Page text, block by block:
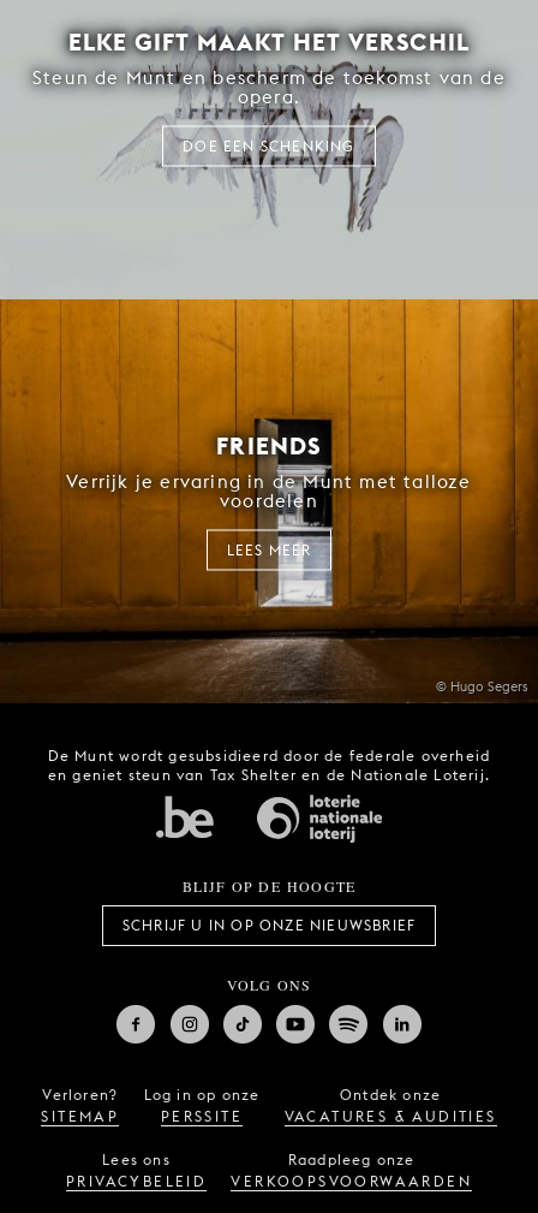
ELKE GIFT MAAKT HET VERSCHIL
Steun de Munt en bescherm de toekomst van de
opera.
DOE EEN SCHENKING
© Hugo Segers
FRIENDS
Verrijk je ervaring in de Munt met talloze
voordelen
LEES MEER
De Munt wordt gesubsidieerd door de federale overheid
en geniet steun van Tax Shelter en de Nationale Loterij.
BLIJF OP DE HOOGTE
SCHRIJF U IN OP ONZE NIEUWSBRIEF
VOLG ONS
Verloren?
SITEMAP
Log in op onze
PERSSITE
Ontdek onze
VACATURES & AUDITIES
Lees ons
PRIVACYBELEID
Raadpleeg onze
VERKOOPSVOORWAARDEN